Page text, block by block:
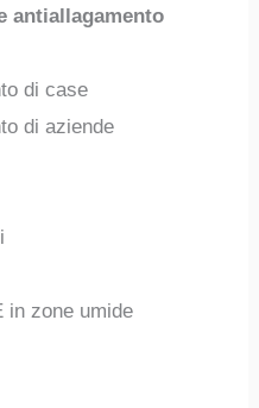
antiallagamento
di case
di aziende
in zone umide